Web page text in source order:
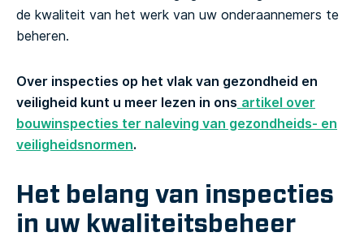
de kwaliteit van het werk van uw onderaannemers te
beheren.
Over inspecties op het vlak van gezondheid en
veiligheid kunt u meer lezen in ons artikel over
bouwinspecties ter naleving van gezondheids- en
veiligheidsnormen.
Het belang van inspecties
in uw kwaliteitsbeheer